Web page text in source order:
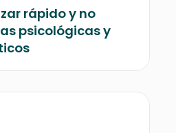
rápido y no
psicológicas y